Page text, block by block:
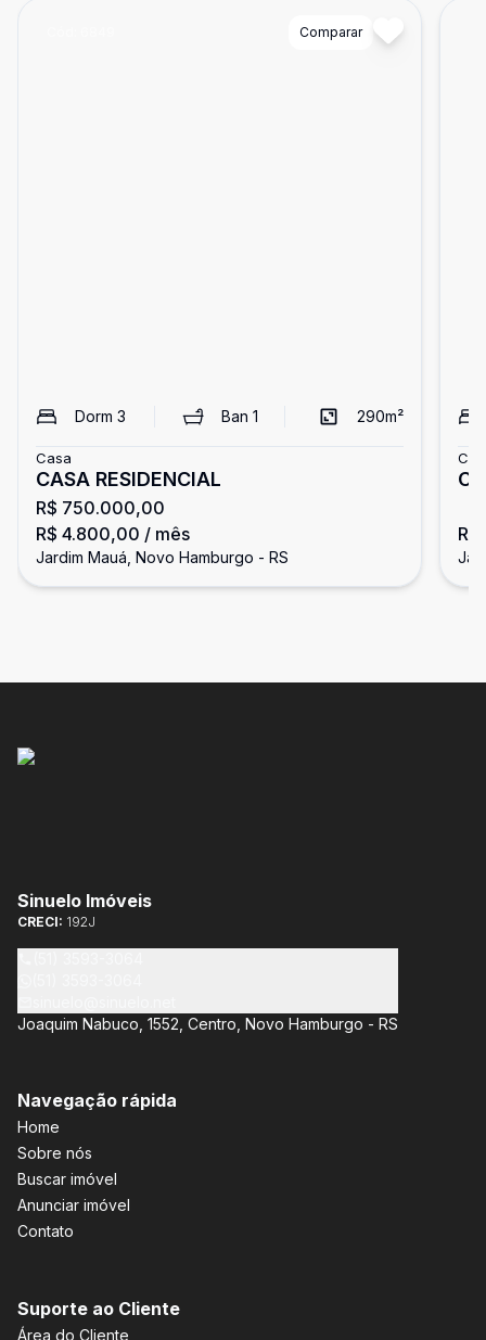
Comparar
Dorm 3 Ban 1 290m²
Casa
CASA RESIDENCIAL
R$ 750.000,00
R$ 4.800,00 / mês
Jardim Mauá, Novo Hamburgo - RS
Sinuelo Imóveis
CRECI: 192J
Joaquim Nabuco, 1552, Centro, Novo Hamburgo - RS
Navegação rápida
Home
Sobre nós
Buscar imóvel
Anunciar imóvel
Contato
Suporte ao Cliente
Área do Cliente